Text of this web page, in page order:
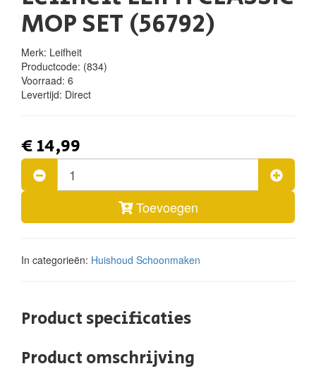
MOP SET (56792)
Merk: Leifheit
Productcode: (834)
Voorraad: 6
Levertijd: Direct
€ 14,99
Toevoegen
In categorieën: Huishoud Schoonmaken
Product specificaties
Product omschrijving